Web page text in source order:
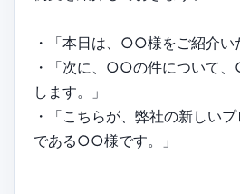
・「本日は、○○様をご紹介い
・「次に、○○の件について
します。」
・「こちらが、弊社の新しい
である○○様です。」